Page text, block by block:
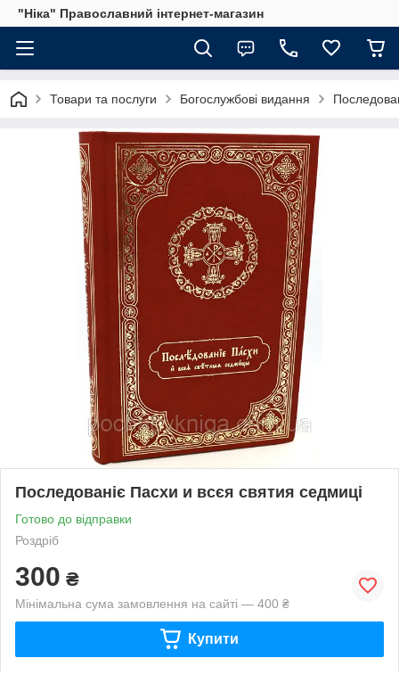
"Ніка" Православний інтернет-магазин
Товари та послуги Богослужбові видання
Последованіє Пасхи и всєя святия седмиці
Готово до відправки
Роздріб
300 ₴
Мінімальна сума замовлення на сайті — 400 ₴
Купити